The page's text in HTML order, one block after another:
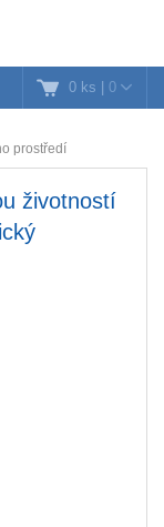
0 ks | 0
prostředí
životností